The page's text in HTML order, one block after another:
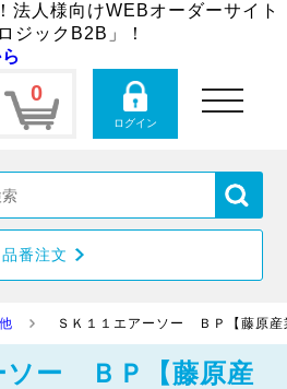
法人様向けWEBオーダーサイト
ジックB2B」！
0
ログイン
toggle
navigation
品番注文
ＳＫ１１エアーソー ＢＰ【藤原産
ソー ＢＰ【藤原産